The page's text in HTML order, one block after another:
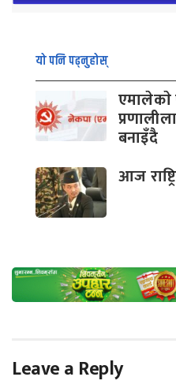
यो पनि पढ्नुहोस्
एमालेकाे
बनाइँदै
आज
Leave a Reply